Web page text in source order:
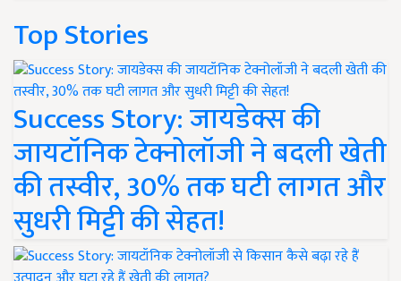
Top Stories
Success Story: जायडेक्स की
जायटॉनिक टेक्नोलॉजी ने बदली खेती
की तस्वीर, 30% तक घटी लागत और
सुधरी मिट्टी की सेहत!